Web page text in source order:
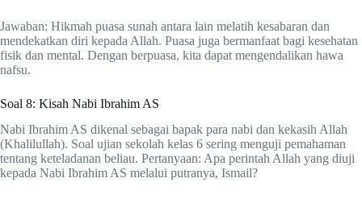
Jawaban: Hikmah puasa sunah antara lain melatih kesabaran dan
mendekatkan diri kepada Allah. Puasa juga bermanfaat bagi kesehatan
fisik dan mental. Dengan berpuasa, kita dapat mengendalikan hawa
nafsu.
Soal 8: Kisah Nabi Ibrahim AS
Nabi Ibrahim AS dikenal sebagai bapak para nabi dan kekasih Allah
(Khalilullah). Soal ujian sekolah kelas 6 sering menguji pemahaman
tentang keteladanan beliau. Pertanyaan: Apa perintah Allah yang diuji
kepada Nabi Ibrahim AS melalui putranya, Ismail?